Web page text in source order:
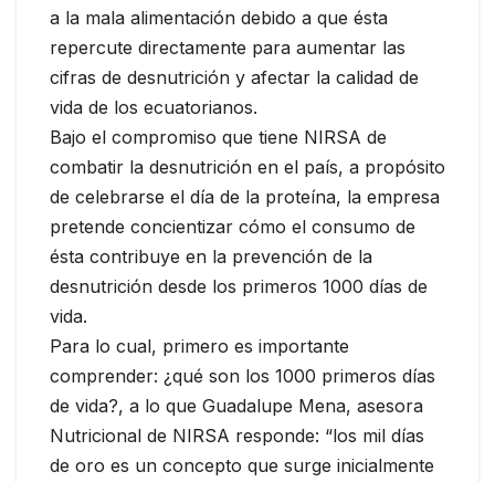
a la mala alimentación debido a que ésta
repercute directamente para aumentar las
cifras de desnutrición y afectar la calidad de
vida de los ecuatorianos.
Bajo el compromiso que tiene NIRSA de
combatir la desnutrición en el país, a propósito
de celebrarse el día de la proteína, la empresa
pretende concientizar cómo el consumo de
ésta contribuye en la prevención de la
desnutrición desde los primeros 1000 días de
vida.
Para lo cual, primero es importante
comprender: ¿qué son los 1000 primeros días
de vida?, a lo que Guadalupe Mena, asesora
Nutricional de NIRSA responde: “los mil días
de oro es un concepto que surge inicialmente